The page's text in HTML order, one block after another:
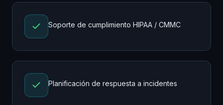
Soporte de cumplimiento HIPAA / CMMC
Planificación de respuesta a incidentes